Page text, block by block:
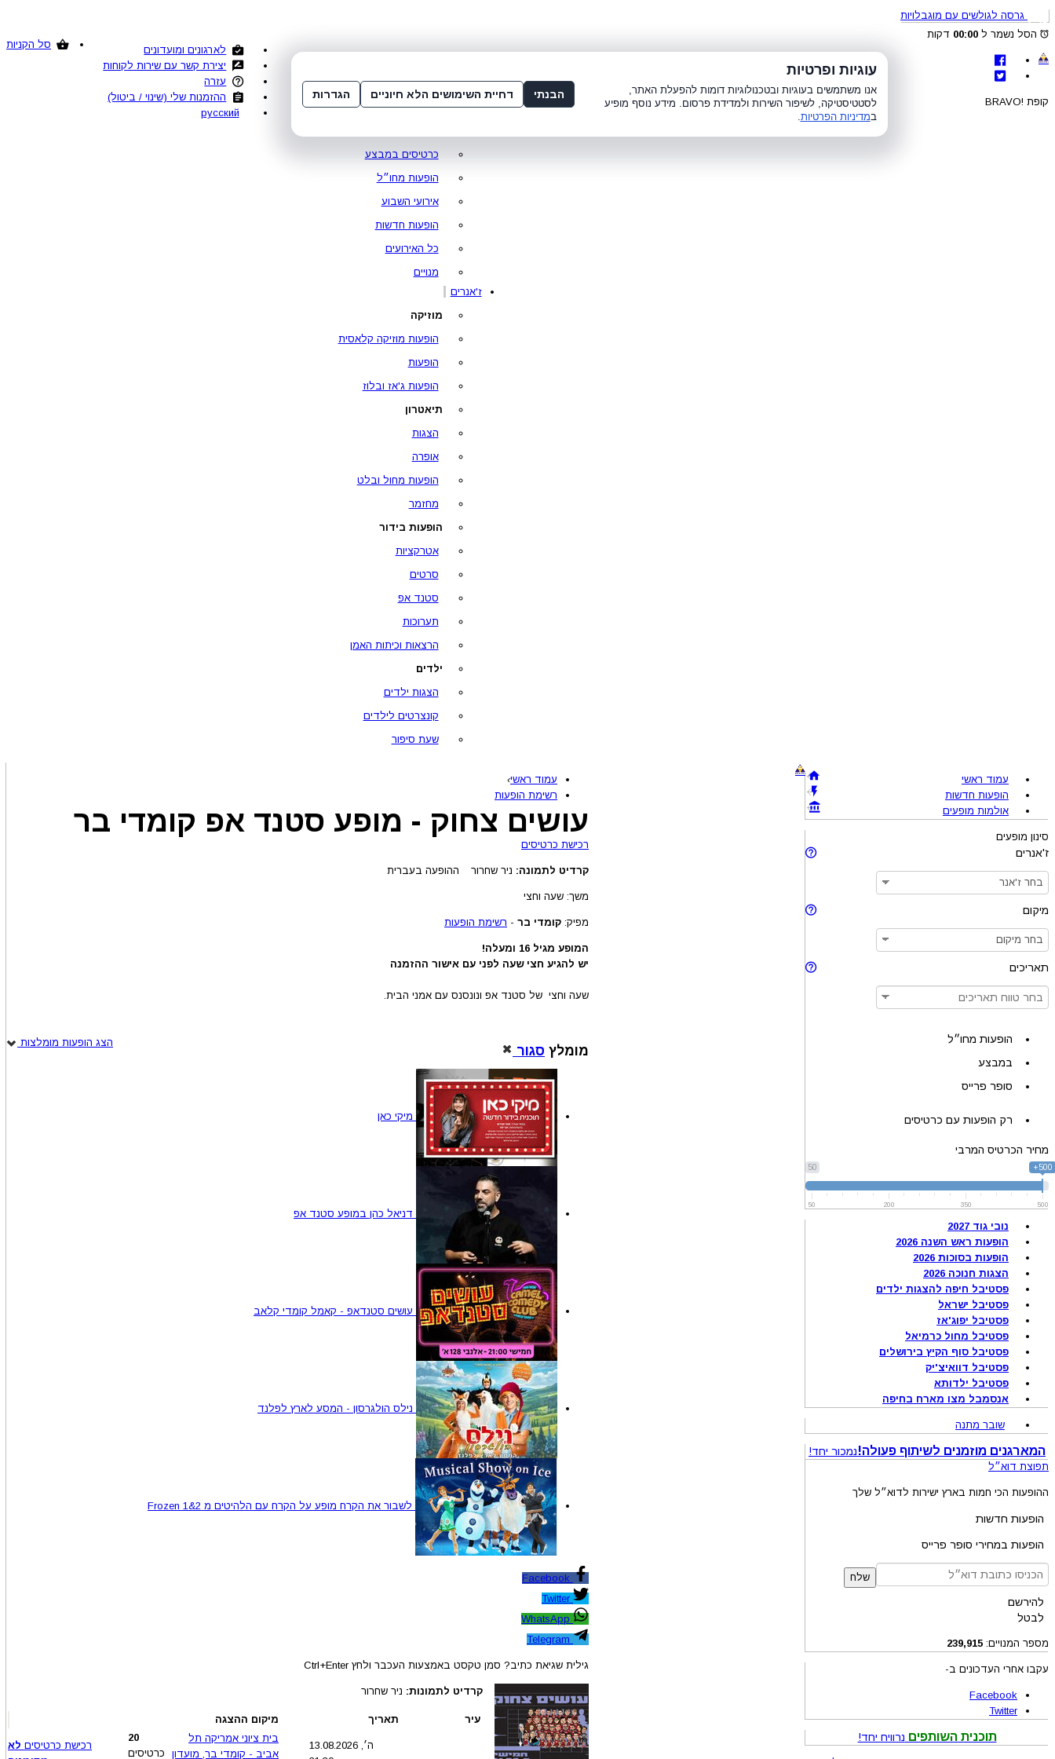
גרסה לגולשים עם מוגבלויות
סל הקניות
הסל נשמר ל 00:00 דקות
קופת !BRAVO
עמוד ראשי
סופר פרייס
כרטיסים במבצע
הופעות מחו״ל
אירועי השבוע
הופעות חדשות
כל האירועים
מנויים
ז'אנרים
מוזיקה
הופעות מוזיקה קלאסית
הופעות
הופעות ג'אז ובלוז
תיאטרון
הצגות
אופרה
הופעות מחול ובלט
מחזמר
הופעות בידור
אטרקציות
סרטים
סטנד אפ
תערוכות
הרצאות וכיתות האמן
ילדים
הצגות ילדים
קונצרטים לילדים
שעת סיפור
לארגונים ומועדונים
יצירת קשר עם שירות לקוחות
עזרה
ההזמנות שלי (שינוי / ביטול)
русский
עמוד ראשי›
רשימת הופעות
עושים צחוק - מופע סטנד אפ קומדי בר
רכישת כרטיסים
קרדיט לתמונה: ניר שחרור ההופעה בעברית
משך: שעה וחצי
מפיק: קומדי בר - רשימת הופעות
המופע מגיל 16 ומעלה!
יש להגיע חצי שעה לפני עם אישור ההזמנה
שעה וחצי של סטנד אפ ונונסנס עם אמני הבית.
הצג הופעות מומלצות
מומלץ סגור
מיקי כאן
דניאל כהן במופע סטנד אפ
עושים סטנדאפ - קאמל קומדי קלאב
נילס הולגרסון - המסע לארץ לפלנד
לשבור את הקרח מופע על הקרח עם הלהיטים מ Frozen 1&2
גילית שגיאת כתיב? סמן טקסט באמצעות העכבר ולחץ Ctrl+Enter
קרדיט לתמונות: ניר שחרור
עיר תאריך מיקום ההצגה
ה׳, 13.08.2026
בית ציוני אמריקה תל
אביב - קומדי בר, מועדון
20
כרטיסים
רכישת כרטיסים לא
עמוד ראשי
הופעות חדשות
אולמות מופעים
סינון מופעים
ז'אנרים
מיקום
תאריכים
הופעות מחו״ל
במבצע
סופר פרייס
רק הופעות עם כרטיסים
מחיר הכרטיס המרבי
50 500+
50 200 350 500
נובי גוד 2027
הופעות ראש השנה 2026
הופעות בסוכות 2026
הצגות חנוכה 2026
פסטיבל חיפה להצגות ילדים
פסטיבל ישראל
פסטיבל יפוג'אז
פסטיבל מחול כרמיאל
פסטיבל סוף הקיץ בירושלים
פסטיבל דוואיצ'יק
פסטיבל ילדותא
אנסמבל מצו מארח בחיפה
שובר מתנה
המארגנים מוזמנים לשיתוף פעולה!נמכור יחד!
תפוצת דוא״ל
ההופעות הכי חמות בארץ ישירות לדוא״ל שלך
הופעות חדשות
הופעות במחירי סופר פרייס
שלח
להירשם
לבטל
מספר המנויים: 239,915
עקבו אחרי העדכונים ב-
Facebook
Twitter
תוכנית השותפים נרוויח יחד!
עוגיות ופרטיות
אנו משתמשים בעוגיות ובטכנולוגיות דומות להפעלת האתר,
לסטטיסטיקה, לשיפור השירות ולמדידת פרסום. מידע נוסף מופיע
במדיניות הפרטיות.
הבנתי דחיית השימושים הלא חיוניים הגדרות